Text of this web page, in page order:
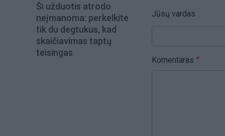
Ši užduotis atrodo
neįmanoma: perkelkite
tik du degtukus, kad
skaičiavimas taptų
teisingas
Jūsų vardas
Komentaras